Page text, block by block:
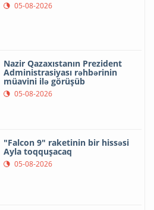
05-08-2026
Nazir Qazaxıstanın Prezident
Administrasiyası rəhbərinin
müavini ilə görüşüb
05-08-2026
"Falcon 9" raketinin bir hissəsi
Ayla toqquşacaq
05-08-2026